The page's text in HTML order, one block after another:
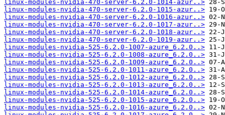
linux-modules-nvidia-470-server-6.2.0-1014-azur..>
linux-modules-nvidia-470-server-6.2.0-1015-azur..>
linux-modules-nvidia-470-server-6.2.0-1016-azur..>
linux-modules-nvidia-470-server-6.2.0-1017-azur..>
linux-modules-nvidia-470-server-6.2.0-1018-azur..>
linux-modules-nvidia-470-server-6.2.0-1019-azur..>
linux-modules-nvidia-525-6.2.0-1007-azure_6.2.0..>
linux-modules-nvidia-525-6.2.0-1008-azure_6.2.0..>
linux-modules-nvidia-525-6.2.0-1009-azure_6.2.0..>
linux-modules-nvidia-525-6.2.0-1011-azure_6.2.0..>
linux-modules-nvidia-525-6.2.0-1012-azure_6.2.0..>
linux-modules-nvidia-525-6.2.0-1013-azure_6.2.0..>
linux-modules-nvidia-525-6.2.0-1014-azure_6.2.0..>
linux-modules-nvidia-525-6.2.0-1015-azure_6.2.0..>
linux-modules-nvidia-525-6.2.0-1016-azure_6.2.0..>